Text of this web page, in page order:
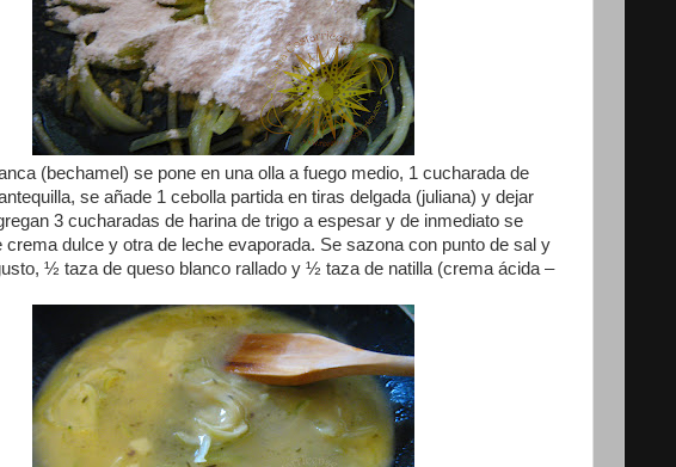
(bechamel) se pone en una olla a fuego medio, 1 cucharada de
se añade 1 cebolla partida en tiras delgada (juliana) y dejar
3 cucharadas de harina de trigo a espesar y de inmediato se
crema dulce y otra de leche evaporada. Se sazona con punto de sal y
½ taza de queso blanco rallado y ½ taza de natilla (crema ácida –